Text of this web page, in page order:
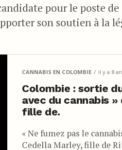
pour le poste
son soutien à la
CANNABIS EN COLOMBIE il y a 8
Colombie : sortie
avec du cannabis
fille de.
« Ne fumez pas le
Cedella Marley, fille de